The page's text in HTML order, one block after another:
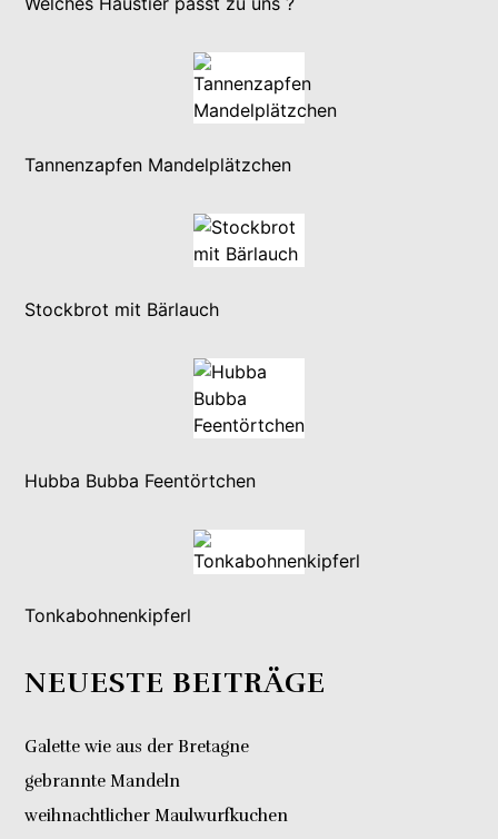
Tannenzapfen Mandelplätzchen
Stockbrot mit Bärlauch
Hubba Bubba Feentörtchen
Tonkabohnenkipferl
NEUESTE BEITRÄGE
Galette wie aus der Bretagne
gebrannte Mandeln
weihnachtlicher Maulwurfkuchen